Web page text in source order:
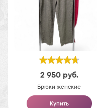
2 950 руб.
Брюки женские
Купить